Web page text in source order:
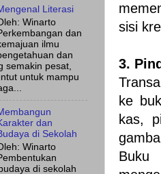
sisi
3.
ke
kas,
Buku
Literasi
Winarto
dan
ilmu
dan
semakin pesat,
untuk mampu
dan
di Sekolah
Winarto
di sekolah